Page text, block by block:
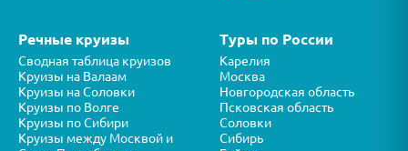
Речные круизы
Сводная таблица круизов
Круизы на Валаам
Круизы на Соловки
Круизы по Волге
Круизы по Сибири
Круизы между Москвой и
Туры по России
Карелия
Москва
Новгородская область
Псковская область
Соловки
Сибирь